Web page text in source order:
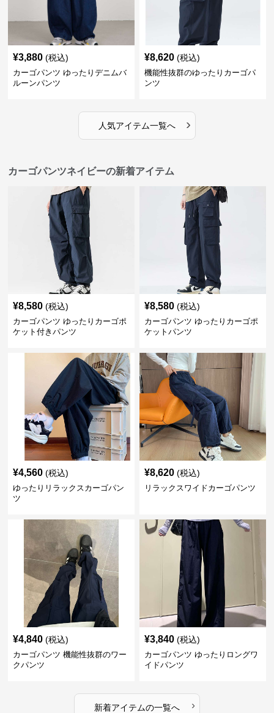
¥3,880 (税込)
カーゴパンツ ゆったりデニムバ
ルーンパンツ
¥8,620 (税込)
機能性抜群のゆったりカーゴパ
ンツ
人気アイテム一覧へ ›
カーゴパンツネイビーの新着アイテム
¥8,580 (税込)
カーゴパンツ ゆったりカーゴポ
ケット付きパンツ
¥8,580 (税込)
カーゴパンツ ゆったりカーゴポ
ケットパンツ
¥4,560 (税込)
ゆったりリラックスカーゴパン
ツ
¥8,620 (税込)
リラックスワイドカーゴパンツ
¥4,840 (税込)
カーゴパンツ 機能性抜群のワー
クパンツ
¥3,840 (税込)
カーゴパンツ ゆったりロングワ
イドパンツ
新着アイテムの一覧へ ›